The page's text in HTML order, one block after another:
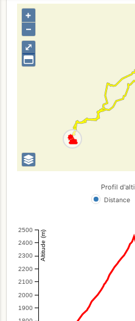
⤢
+
–
Profil
Distance
1900
2000
2100
2200
2300
2400
2500 Altitude (m)